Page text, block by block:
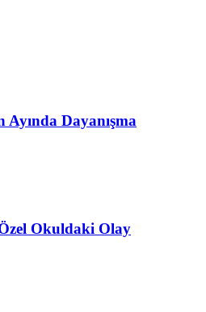
Ayında Dayanışma
Okuldaki Olay